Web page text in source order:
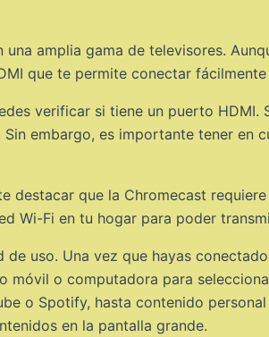
amplia gama de televisores.
que te permite conectar
verificar si tiene un puerto
embargo, es importante tener en
que la Chromecast
Wi-Fi en tu hogar para poder
uso. Una vez que hayas
o computadora para
o Spotify, hasta contenido
en la pantalla grande.